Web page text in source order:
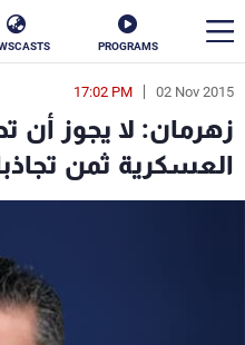
PROGRAMS
02 Nov 2015
17:02 PM
زهرمان: لا يجوز
العسكرية ثمن
en
الأخبار
سياسة